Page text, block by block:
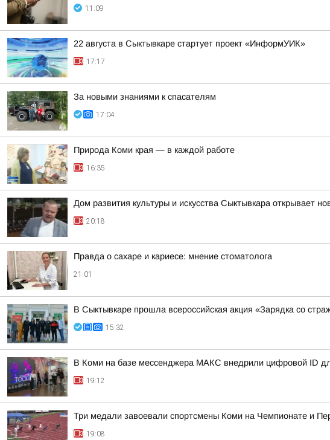
11:09
22 августа в Сыктывкаре стартует проект «ИнформУИК»
17:17
За новыми знаниями к спасателям
17:04
Природа Коми края — в каждой работе
16:35
Дом развития культуры и искусства Сыктывкара открывает
20:18
Правда о сахаре и кариесе: мнение стоматолога
21:01
В Сыктывкаре прошла всероссийская акция «Зарядка со
15:32
В Коми на базе мессенджера МАКС внедрили цифровой ID
19:12
Три медали завоевали спортсмены Коми на Чемпионате и
19:08